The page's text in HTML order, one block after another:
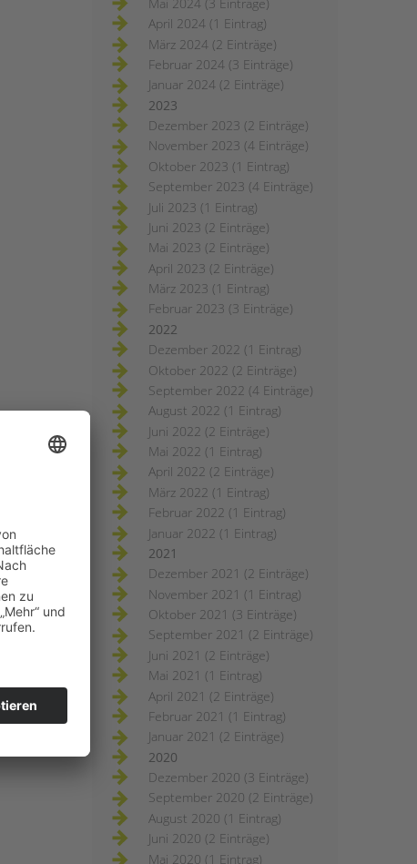
April 2024 (1 Eintrag)
März 2024 (2 Einträge)
Februar 2024 (3 Einträge)
Januar 2024 (2 Einträge)
2023
Dezember 2023 (2 Einträge)
November 2023 (4 Einträge)
Oktober 2023 (1 Eintrag)
September 2023 (4 Einträge)
Juli 2023 (1 Eintrag)
Juni 2023 (2 Einträge)
Mai 2023 (2 Einträge)
April 2023 (2 Einträge)
März 2023 (1 Eintrag)
Februar 2023 (3 Einträge)
2022
Dezember 2022 (1 Eintrag)
Oktober 2022 (2 Einträge)
September 2022 (4 Einträge)
August 2022 (1 Eintrag)
Juni 2022 (2 Einträge)
Mai 2022 (1 Eintrag)
April 2022 (2 Einträge)
März 2022 (1 Eintrag)
Februar 2022 (1 Eintrag)
Januar 2022 (1 Eintrag)
2021
Dezember 2021 (2 Einträge)
November 2021 (1 Eintrag)
Oktober 2021 (3 Einträge)
September 2021 (2 Einträge)
Juni 2021 (2 Einträge)
Mai 2021 (1 Eintrag)
April 2021 (2 Einträge)
Februar 2021 (1 Eintrag)
Januar 2021 (2 Einträge)
2020
Dezember 2020 (3 Einträge)
September 2020 (2 Einträge)
August 2020 (1 Eintrag)
Juni 2020 (2 Einträge)
Mai 2020 (1 Eintrag)